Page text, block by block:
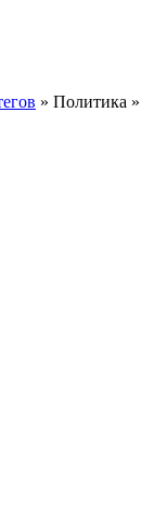
» Политика »